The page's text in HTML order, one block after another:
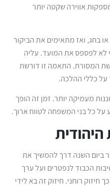
אווירה שקטה יותר
בחג, ואז מתאימים את הביקור
לא לפספס את המועד. עליה
המסורת. התאמה זו דורשת
על כללי ההלכה.
מעמיקה יותר. זמן זה הופך
כל בני המשפחה לטווח ארוך.
ביום השנה דרך להמשיך את
הכבוד לנפטרים ועל ערך
רוחני. חיזוק זה בא לידי